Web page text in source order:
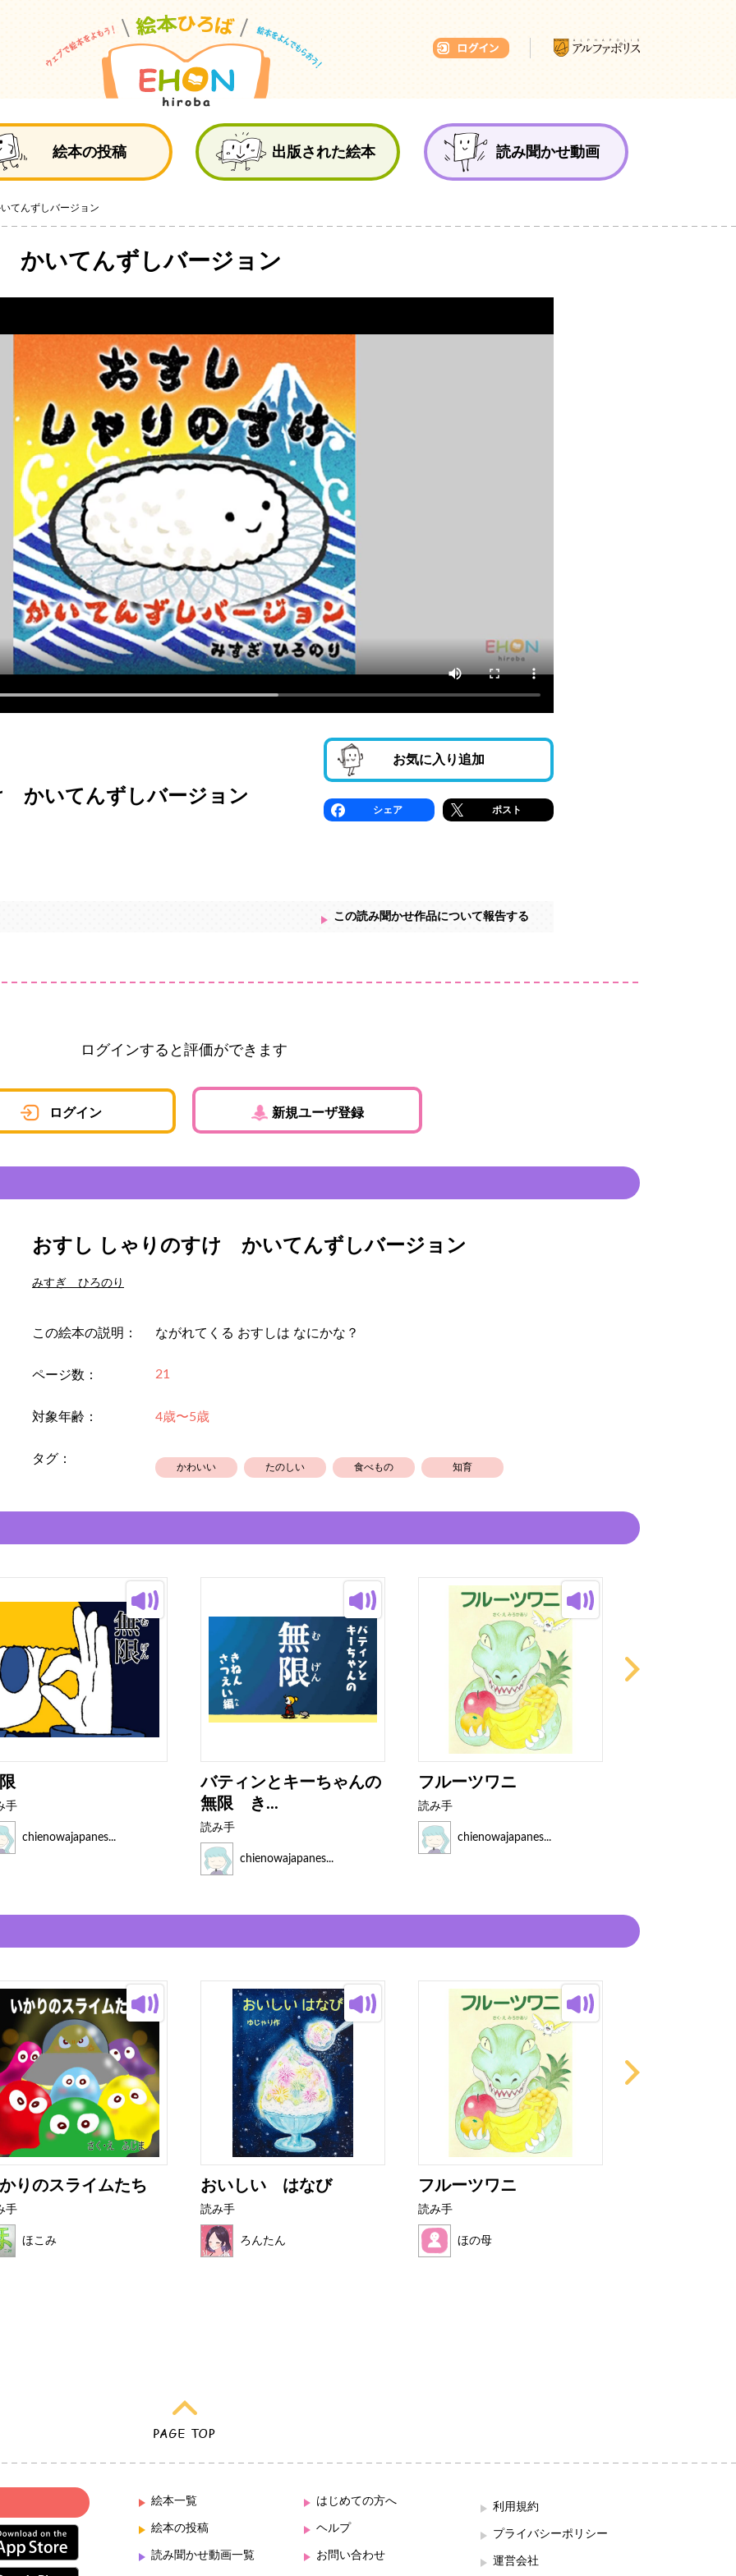
絵本の投稿 出版された絵本 読み聞かせ動画
てんずしバージョン
かいてんずしバージョン
かいてんずしバージョン
お気に入り追加
シェア ポスト
この読み聞かせ作品について報告する
ログインすると評価ができます
ログイン 新規ユーザ登録
おすし しゃりのすけ かいてんずしバージョン
みすぎ ひろのり
この絵本の説明： ながれてくる おすしは なにかな？
ページ数： 21
対象年齢： 4歳〜5歳
タグ：
かわいい たのしい 食べもの 知育
手
chienowajapanes...
バティンとキーちゃんの
無限 き...
読み手
chienowajapanes...
フルーツワニ
読み手
chienowajapanes...
りのスライムたち
手
ほこみ
おいしい はなび
読み手
ろんたん
フルーツワニ
読み手
ほの母
絵本一覧
絵本の投稿
読み聞かせ動画一覧
はじめての方へ
ヘルプ
お問い合わせ
利用規約
プライバシーポリシー
運営会社